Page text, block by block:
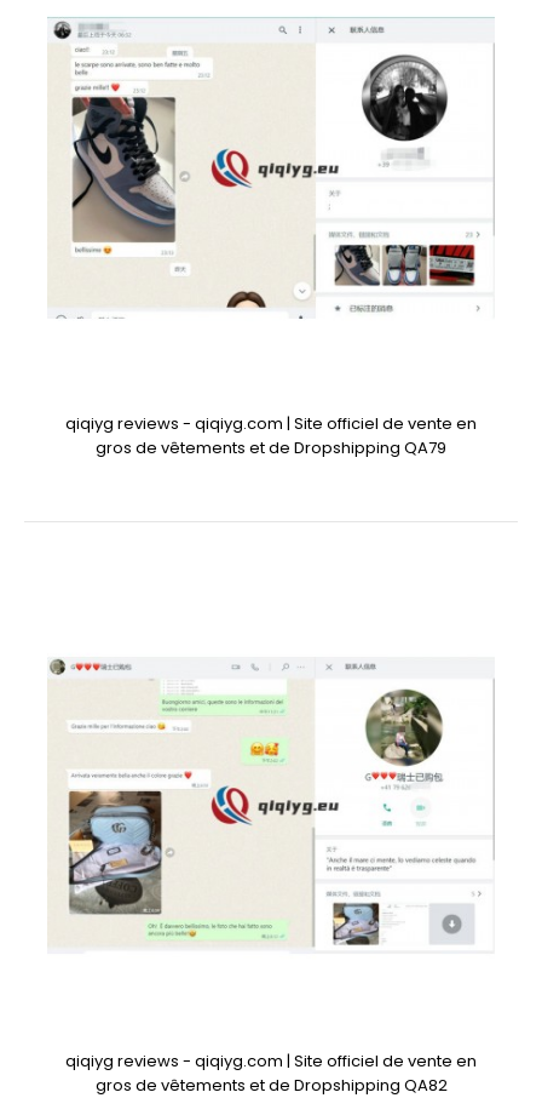
qiqiyg reviews - qiqiyg.com | Site officiel de vente en
gros de vêtements et de Dropshipping QA79
qiqiyg reviews - qiqiyg.com | Site officiel de vente en
gros de vêtements et de Dropshipping QA82